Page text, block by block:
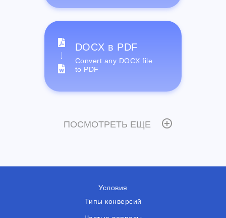
DOCX в PDF
Convert any DOCX file
to PDF
ПОСМОТРЕТЬ ЕЩЕ
Условия
Типы конверсий